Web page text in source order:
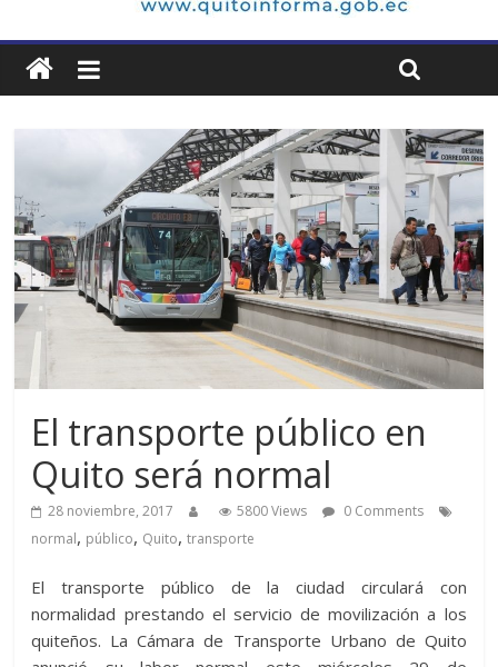
El transporte público en
Quito será normal
28 noviembre, 2017 5800 Views
0 Comments
normal, público, Quito,transporte
El transporte público de la ciudad circulará con
normalidad prestando el servicio de movilización a los
quiteños. La Cámara de Transporte Urbano de Quito